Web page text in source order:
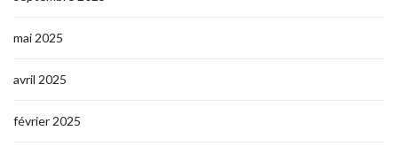
mai 2025
avril 2025
février 2025